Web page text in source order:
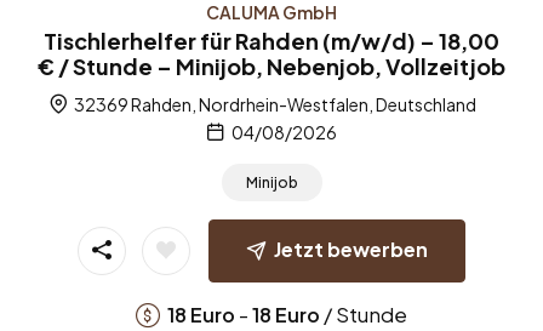
CALUMA GmbH
Tischlerhelfer für Rahden (m/w/d) – 18,00
€ / Stunde – Minijob, Nebenjob, Vollzeitjob
32369 Rahden, Nordrhein-Westfalen, Deutschland
04/08/2026
Minijob
Jetzt bewerben
18 Euro -18 Euro / Stunde